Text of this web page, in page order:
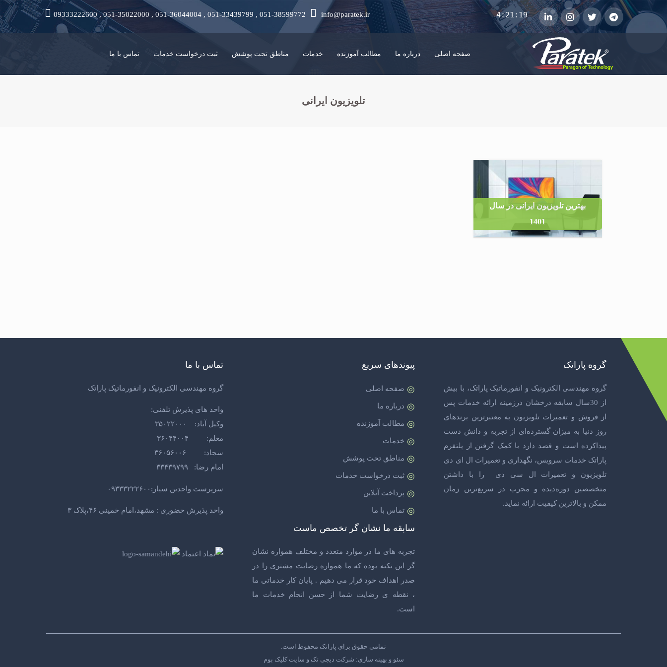
telegram توییتر instagramلینکداین4:21:19
09333222600 , 051-35022000 , 051-36044004 , 051-33439799 , 051-38599772 info@paratek.ir
صفحه اصلی درباره ما مطالب آموزنده خدمات مناطق تحت پوشش ثبت درخواست خدمات تماس با ما
تلویزیون ایرانی
بهترین تلویزیون ایرانی در سال
1401
گروه پاراتک
گروه مهندسی الکترونیک و انفورماتیک پاراتک، با بیش
از 30سال سابقه درخشان درزمینه ارائه خدمات پس
از فروش و تعمیرات تلویزیون به معتبرترین برندهای
روز دنیا به میزان گسترده‌ای از تجربه و دانش دست
پیداکرده است و قصد دارد با کمک گرفتن از پلتفرم
پاراتک خدمات سرویس، نگهداری وتعمیرات ال ای دی
تلویزیون و تعمیرات ال سی دی را با داشتن
متخصصین دوره‌دیده و مجرب در سریع‌ترین زمان
ممکن و بالاترین کیفیت ارائه نماید.
پیوندهای سریع
صفحه اصلی
درباره ما
مطالب آموزنده
خدمات
مناطق تحت پوشش
ثبت درخواست خدمات
پرداخت آنلاین
تماس با ما
سابقه ما نشان گر تخصص ماست
تجربه های ما در موارد متعدد و مختلف همواره نشان
گر این نکته بوده که ما همواره رضایت مشتری را در
صدر اهداف خود قرار می دهیم . پایان کار خدماتی ما
، نقطه ی رضایت شما از حسن انجام خدمات ما
است.
تماس با ما
گروه مهندسی الکترونیک و انفورماتیک پاراتک
واحد های پذیرش تلفنی:
وکیل آباد: ۳۵۰۲۲۰۰۰
معلم: ۳۶۰۴۴۰۰۴
سجاد: ۳۶۰۵۶۰۰۶
امام رضا: ۳۳۴۳۹۷۹۹
سرپرست واحدین سیار:۰۹۳۳۳۲۲۲۶۰۰
واحد پذیرش حضوری : مشهد،امام خمینی ۴۶،پلاک ۳
تمامی حقوق برای پاراتک محفوظ است.
سئو و بهینه سازی: شرکت دیجی تک و سایتکلیک بوم